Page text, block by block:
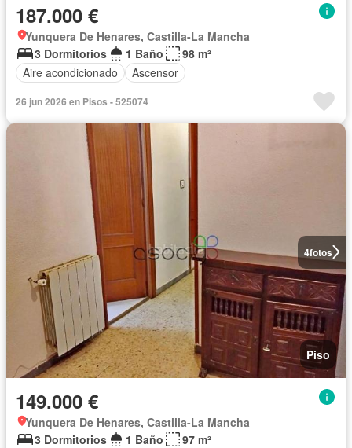
187.000 €
Yunquera De Henares, Castilla-La Mancha
3 Dormitorios
1 Baño
98 m²
Aire acondicionado
Ascensor
26 jun 2026 en Pisos - 525074
4fotos
Piso
149.000 €
Yunquera De Henares, Castilla-La Mancha
3 Dormitorios
1 Baño
97 m²